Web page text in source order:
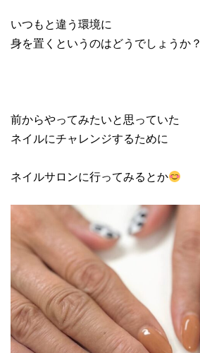
いつもと違う環境に
身を置くというのはどうでしょうか？
前からやってみたいと思っていた
ネイルにチャレンジするために
ネイルサロンに行ってみるとか